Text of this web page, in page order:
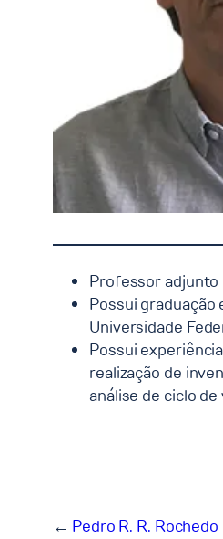
Professor adjunto
Possui
Universidade
Possui
realização de
análise de ciclo de
← Pedro R. R. Rochedo